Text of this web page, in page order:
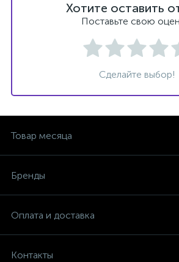
Хотите оставить
Поставьте свою
Сделайте выбор!
Товар месяца
Бренды
Оплата и доставка
Контакты